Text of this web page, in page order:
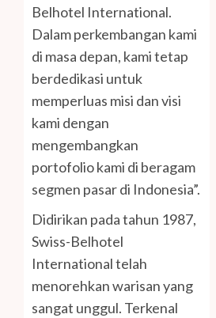
Belhotel International.
Dalam perkembangan kami
di masa depan, kami tetap
berdedikasi untuk
memperluas misi dan visi
kami dengan
mengembangkan
portofolio kami di beragam
segmen pasar di Indonesia”.
Didirikan pada tahun 1987,
Swiss-Belhotel
International telah
menorehkan warisan yang
sangat unggul. Terkenal